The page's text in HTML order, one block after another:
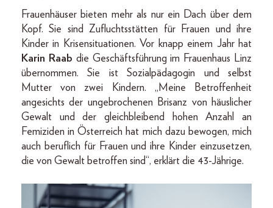
Frauenhäuser bieten mehr als nur ein Dach über dem
Kopf. Sie sind Zufluchtsstätten für Frauen und ihre
Kinder in Krisensituationen. Vor knapp einem Jahr hat
Karin Raab die Geschäftsführung im Frauenhaus Linz
übernommen. Sie ist Sozialpädagogin und selbst
Mutter von zwei Kindern. „Meine Betroffenheit
angesichts der ungebrochenen Brisanz von häuslicher
Gewalt und der gleichbleibend hohen Anzahl an
Femiziden in Österreich hat mich dazu bewogen, mich
auch beruflich für Frauen und ihre Kinder einzusetzen,
die von Gewalt betroffen sind“, erklärt die 43-Jährige.